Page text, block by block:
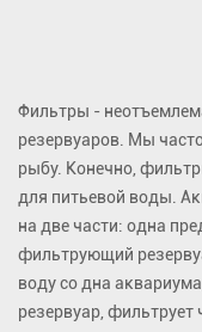
Фильтры -
резервуаров. Мы
рыбу. Конечно,
для питьевой воды.
на две части: одна
фильтрующий
воду со дна
резервуар,